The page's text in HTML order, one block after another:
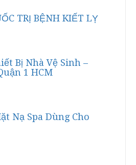
TRỊ BỆNH KIẾT LỴ
Bị Nhà Vệ Sinh –
1 HCM
Nạ Spa Dùng Cho